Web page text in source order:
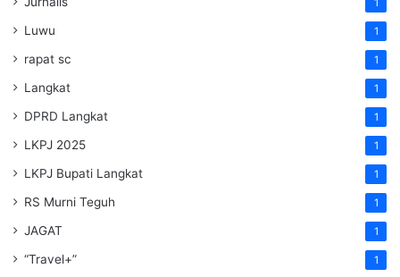
1
Luwu 1
rapat sc 1
Langkat 1
DPRD Langkat 1
LKPJ 2025 1
LKPJ Bupati Langkat 1
RS Murni Teguh 1
JAGAT 1
“Travel+” 1